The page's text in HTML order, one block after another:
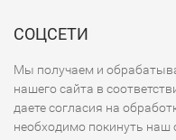
СОЦСЕТИ
Мы получаем и
нашего сайта в
даете согласия на
необходимо покинуть наш